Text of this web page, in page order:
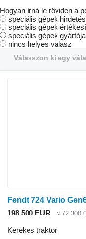
Hogyan írná le röviden a
speciális gépek
speciális gépek
speciális gépek gyártója
nincs helyes válasz
Válasszon ki egy
Fendt 724 Vario
198 500 EUR
≈ 72 300
Kerekes traktor